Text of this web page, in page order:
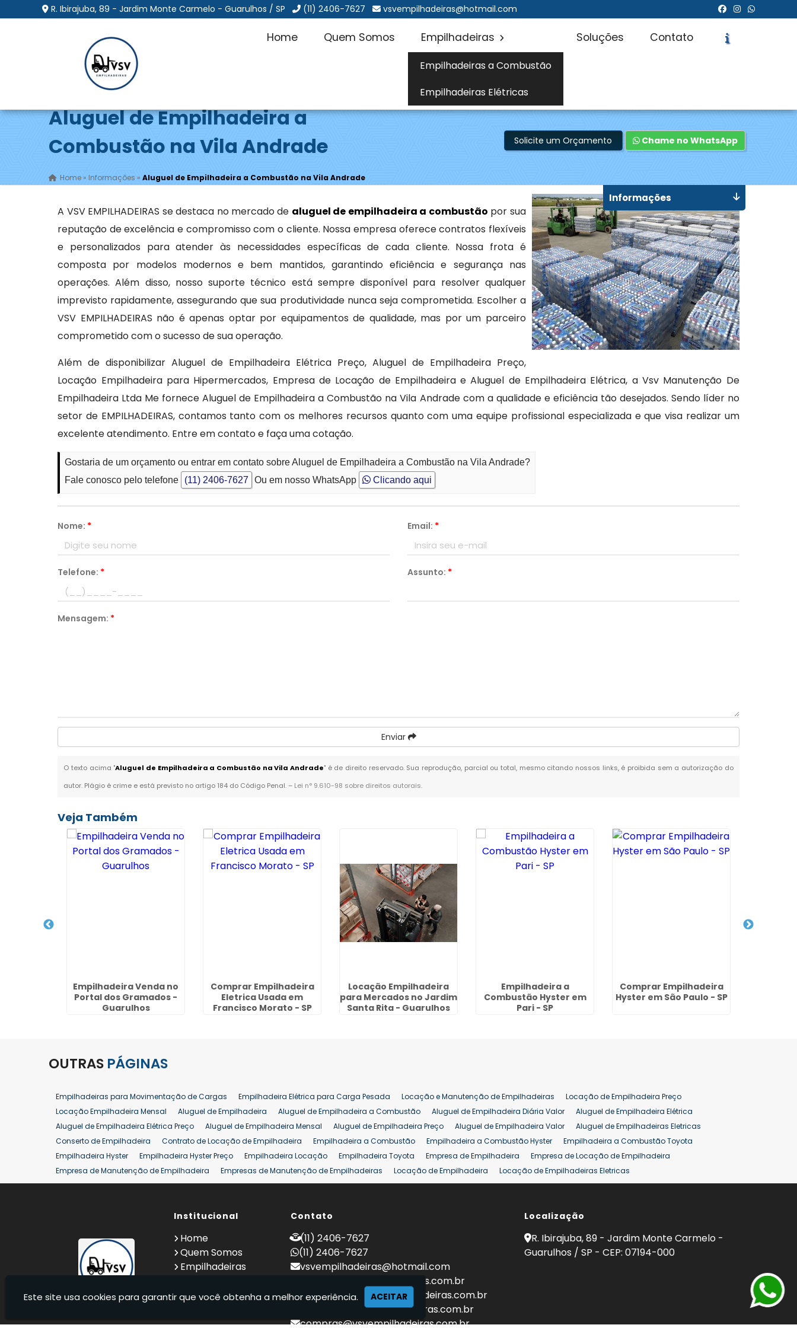
R. Ibirajuba, 89 - Jardim Monte Carmelo - Guarulhos / SP (11) 2406-7627 vsvempilhadeiras@hotmail.com
Home Quem Somos Empilhadeiras
Empilhadeiras a Combustão
Empilhadeiras Elétricas
Soluções Contato
Aluguel de Empilhadeira a
Combustão na Vila Andrade
Home »Informações »Aluguel de Empilhadeira a Combustão na Vila Andrade
Solicite um Orçamento Chame no WhatsApp
A VSV EMPILHADEIRAS se destaca no mercado de aluguel de empilhadeira a combustão por sua
reputação de excelência e compromisso com o cliente. Nossa empresa oferece contratos flexíveis
e personalizados para atender às necessidades específicas de cada cliente. Nossa frota é
composta por modelos modernos e bem mantidos, garantindo eficiência e segurança nas
operações. Além disso, nosso suporte técnico está sempre disponível para resolver qualquer
imprevisto rapidamente, assegurando que sua produtividade nunca seja comprometida. Escolher a
VSV EMPILHADEIRAS não é apenas optar por equipamentos de qualidade, mas por um parceiro
comprometido com o sucesso de sua operação.
Além de disponibilizar Aluguel de Empilhadeira Elétrica Preço, Aluguel de Empilhadeira Preço,
Locação Empilhadeira para Hipermercados, Empresa de Locação de Empilhadeira e Aluguel de Empilhadeira Elétrica, a Vsv Manutenção De
Empilhadeira Ltda Me fornece Aluguel de Empilhadeira a Combustão na Vila Andrade com a qualidade e eficiência tão desejados. Sendo líder no
setor de EMPILHADEIRAS, contamos tanto com os melhores recursos quanto com uma equipe profissional especializada e que visa realizar um
excelente atendimento. Entre em contato e faça uma cotação.
Gostaria de um orçamento ou entrar em contato sobre Aluguel de Empilhadeira a Combustão na Vila Andrade?
Fale conosco pelo telefone
(11) 2406-7627 Ou em nosso WhatsApp Clicando aqui
Nome: * Email: *
Telefone: * Assunto: *
Mensagem: *
Enviar
O texto acima "Aluguel de Empilhadeira a Combustão na Vila Andrade" é de direito reservado. Sua reprodução, parcial ou total, mesmo citando nossos links, é proibida sem a autorização do
autor. Plágio é crime e está previsto no artigo 184 do Código Penal. – Lei n° 9.610-98 sobre direitos autorais.
Informações
Veja Também
Empilhadeira Venda no
Portal dos Gramados -
Guarulhos
Comprar Empilhadeira
Eletrica Usada em
Francisco Morato - SP
Locação Empilhadeira
para Mercados no Jardim
Santa Rita - Guarulhos
Empilhadeira a
Combustão Hyster em
Pari - SP
Comprar Empilhadeira
Hyster em São Paulo - SP
OUTRAS PÁGINAS
Empilhadeiras para Movimentação de Cargas Empilhadeira Elétrica para Carga Pesada Locação e Manutenção de Empilhadeiras
Locação de Empilhadeira Preço
Locação Empilhadeira Mensal
Aluguel de Empilhadeira Aluguel de Empilhadeira a Combustão Aluguel de Empilhadeira Diária Valor
Aluguel de Empilhadeira Elétrica
Aluguel de Empilhadeira Elétrica Preço
Aluguel de Empilhadeira Mensal Aluguel de Empilhadeira Preço Aluguel de Empilhadeira Valor
Aluguel de Empilhadeiras Eletricas
Conserto de Empilhadeira
Contrato de Locação de Empilhadeira Empilhadeira a Combustão Empilhadeira a Combustão Hyster
Empilhadeira a Combustão Toyota
Empilhadeira Hyster
Empilhadeira Hyster Preço Empilhadeira Locação Empilhadeira Toyota Empresa de Empilhadeira
Empresa de Locação de Empilhadeira
Empresa de Manutenção de Empilhadeira
Empresas de Manutenção de Empilhadeiras Locação de Empilhadeira
Locação de Empilhadeiras Eletricas
Locação Empilhadeira Hyster
Locação Empilhadeira para Hipermercados Locação Empilhadeira para Mercados
Manutenção de Empilhadeiras
Comprar Empilhadeira Comprar Empilhadeira Elétrica Comprar Empilhadeira Hyster
Locação de Empilhadeira 25 ton
Comprar Empilhadeira 25 ton Empilhadeira a Combustão 25 ton Preço de Empilhadeira 25 ton Venda Empilhadeiras 25 ton
Institucional
Home
Quem Somos
Empilhadeiras
Informações
Contato
(11) 2406-7627
(11) 2406-7627
vsvempilhadeiras@hotmail.com
locacao@vsvempilhadeiras.com.br
manutencao@vsvempilhadeiras.com.br
financeiro@vsvempilhadeiras.com.br
compras@vsvempilhadeiras.com.br
Localização
R. Ibirajuba, 89 - Jardim Monte Carmelo -
Guarulhos / SP - CEP: 07194-000
Este site usa cookies para garantir que você obtenha a melhor experiência. ACEITAR